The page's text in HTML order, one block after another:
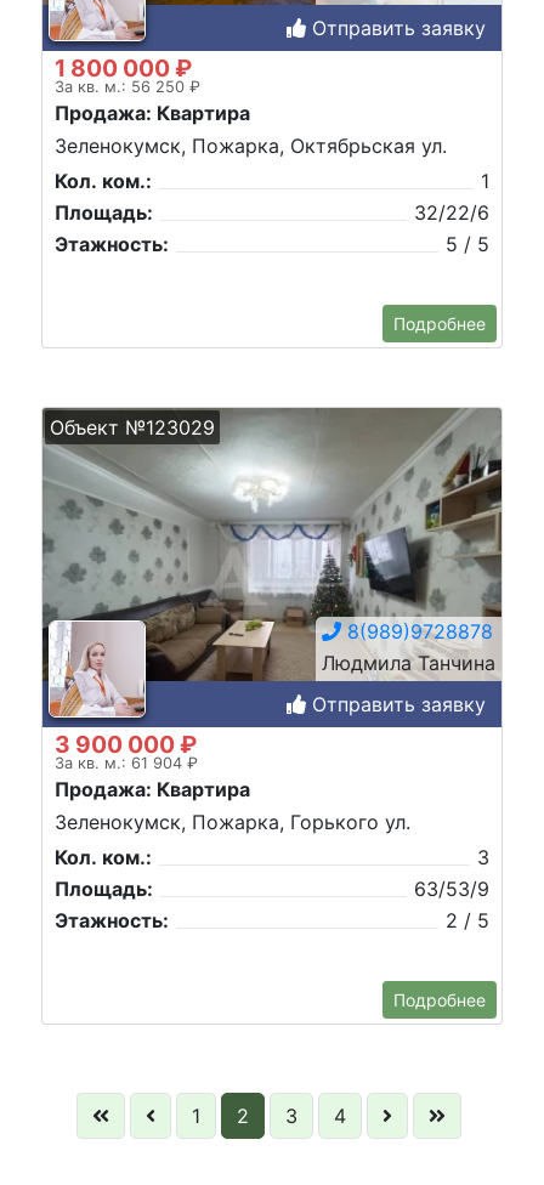
Отправить заявку
1 800 000 ₽
За кв. м.: 56 250 ₽
Продажа: Квартира
Зеленокумск, Пожарка, Октябрьская ул.
Кол. ком.:
1
Площадь:
32/22/6
Этажность:
5 / 5
Подробнее
Объект №123029
8(989)9728878
Людмила Танчина
Отправить заявку
3 900 000 ₽
За кв. м.: 61 904 ₽
Продажа: Квартира
Зеленокумск, Пожарка, Горького ул.
Кол. ком.:
3
Площадь:
63/53/9
Этажность:
2 / 5
Подробнее
1 2 3 4